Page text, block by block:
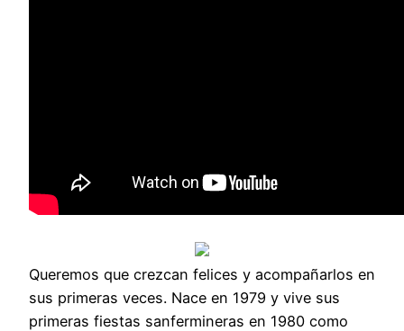
Queremos que crezcan felices y acompañarlos en
sus primeras veces. Nace en 1979 y vive sus
primeras fiestas sanfermineras en 1980 como